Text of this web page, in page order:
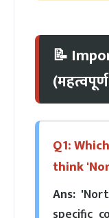
📝
(महत्वपूर्ण
Q1:
think
Ans: